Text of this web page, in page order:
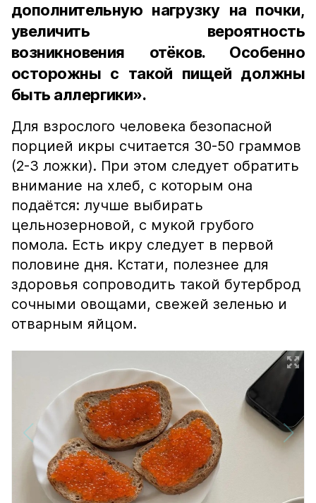
дополнительную нагрузку на почки,
увеличить вероятность
возникновения отёков. Особенно
осторожны с такой пищей должны
быть аллергики».
Для взрослого человека безопасной
порцией икры считается 30-50 граммов
(2-3 ложки). При этом следует обратить
внимание на хлеб, с которым она
подаётся: лучше выбирать
цельнозерновой, с мукой грубого
помола. Есть икру следует в первой
половине дня. Кстати, полезнее для
здоровья сопроводить такой бутерброд
сочными овощами, свежей зеленью и
отварным яйцом.